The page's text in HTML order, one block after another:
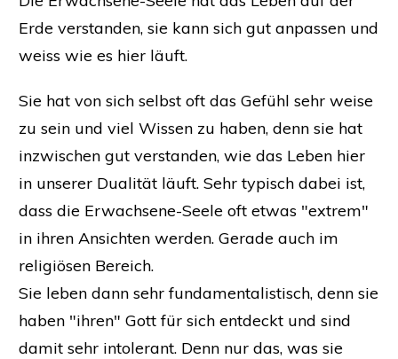
Erde verstanden, sie kann sich gut anpassen und
weiss wie es hier läuft.
Sie hat von sich selbst oft das Gefühl sehr weise
zu sein und viel Wissen zu haben, denn sie hat
inzwischen gut verstanden, wie das Leben hier
in unserer Dualität läuft. Sehr typisch dabei ist,
dass die Erwachsene-Seele oft etwas "extrem"
in ihren Ansichten werden. Gerade auch im
religiösen Bereich.
Sie leben dann sehr fundamentalistisch, denn sie
haben "ihren" Gott für sich entdeckt und sind
damit sehr intolerant. Denn nur das, was sie